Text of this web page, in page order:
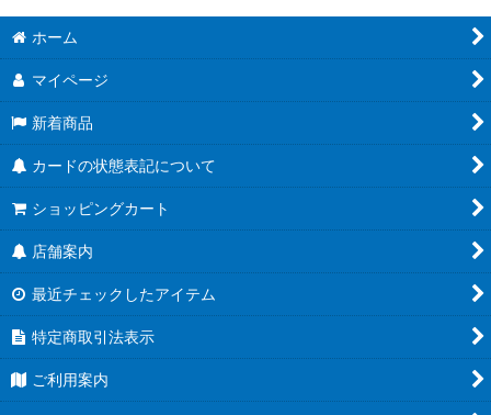
ホーム
マイページ
新着商品
カードの状態表記について
ショッピングカート
店舗案内
最近チェックしたアイテム
特定商取引法表示
ご利用案内